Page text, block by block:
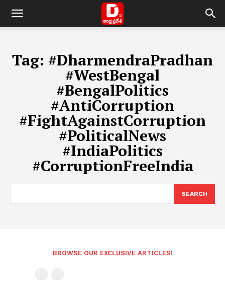
Tag: #DharmendraPradhan
#WestBengal
#BengalPolitics
#AntiCorruption
#FightAgainstCorruption
#PoliticalNews
#IndiaPolitics
#CorruptionFreeIndia
SEARCH
BROWSE OUR EXCLUSIVE ARTICLES!